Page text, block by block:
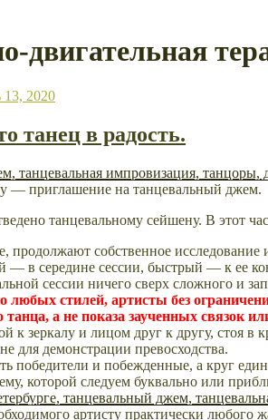
двигательная
13, 2020
танец в радость.
— приглашение на танцевальный джем.
танцевальному сейшену. В этот
продолжают собственное исследование
— в середине сессии, быстрый — к ее
сессии ничего сверх сложного и
любых стилей, артисты без
танца, а не показа заученных связок
к зеркалу и лицом друг к другу, стоя в
для демонстрации превосходства.
победители и побежденные, а круг
которой следуем буквально или
артисту практически